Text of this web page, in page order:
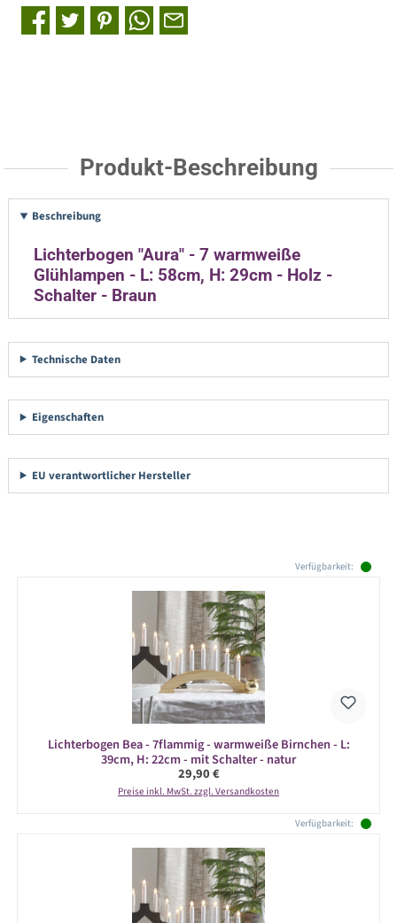
Produkt-Beschreibung
Beschreibung
Lichterbogen "Aura" - 7 warmweiße
Glühlampen - L: 58cm, H: 29cm - Holz -
Schalter - Braun
Technische Daten
Eigenschaften
EU verantwortlicher Hersteller
Verfügbarkeit:
Lichterbogen Bea - 7flammig - warmweiße Birnchen - L:
39cm, H: 22cm - mit Schalter - natur
Regulärer Preis:
29,90 €
Preise inkl. MwSt. zzgl. Versandkosten
Verfügbarkeit: